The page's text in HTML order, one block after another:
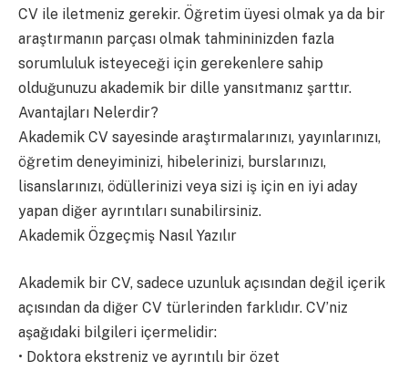
CV ile iletmeniz gerekir. Öğretim üyesi olmak ya da bir
araştırmanın parçası olmak tahmininizden fazla
sorumluluk isteyeceği için gerekenlere sahip
olduğunuzu akademik bir dille yansıtmanız şarttır.
Avantajları Nelerdir?
Akademik CV sayesinde araştırmalarınızı, yayınlarınızı,
öğretim deneyiminizi, hibelerinizi, burslarınızı,
lisanslarınızı, ödüllerinizi veya sizi iş için en iyi aday
yapan diğer ayrıntıları sunabilirsiniz.
Akademik Özgeçmiş Nasıl Yazılır
Akademik bir CV, sadece uzunluk açısından değil içerik
açısından da diğer CV türlerinden farklıdır. CV’niz
aşağıdaki bilgileri içermelidir:
• Doktora ekstreniz ve ayrıntılı bir özet